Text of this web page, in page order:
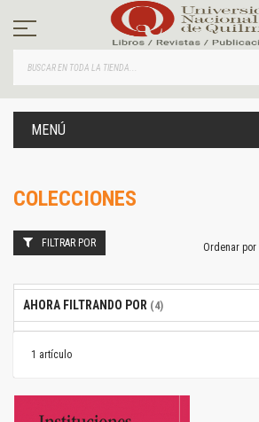
contenido
MENÚ
COLECCIONES
1 artículo
Ordenar por
FILTRAR POR
AHORA FILTRANDO POR